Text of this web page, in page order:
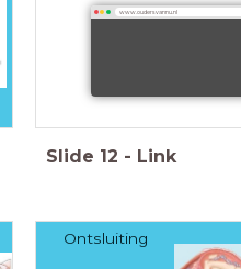
www.oudersvannu.nl
Slide 12 - Link
Ontsluiting